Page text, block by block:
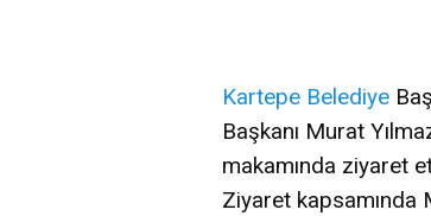
Kartepe Belediye
Başkanı Murat
makamında ziyaret
Ziyaret kapsamında